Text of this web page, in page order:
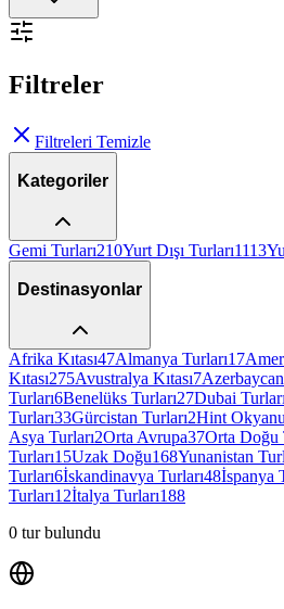
Filtreler
Filtreleri Temizle
Kategoriler
Gemi Turları210Yurt Dışı Turları1113
Destinasyonlar
Afrika Kıtası47Almanya Turları17
Kıtası275Avustralya Kıtası7Azerbaycan
Turları6Benelüks Turları27Dubai Turları
Turları33Gürcistan Turları2Hint
Asya Turları2Orta Avrupa37Orta Doğu
Turları15Uzak Doğu168Yunanistan
Turları6İskandinavya Turları48İspanya
Turları12İtalya Turları188
0 tur bulundu